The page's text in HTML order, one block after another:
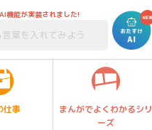
機能が実装されました!
仕事
まんがでよくわかるシリ
ーズ